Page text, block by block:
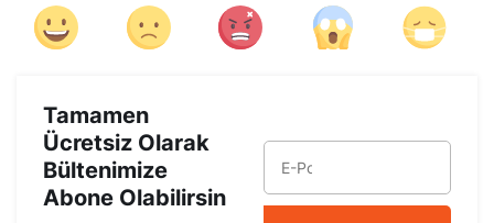
Tamamen
Ücretsiz Olarak
Bültenimize
Abone Olabilirsin